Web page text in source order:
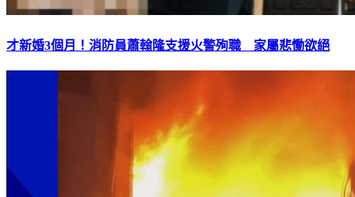
才新婚3個月！消防員蕭翰隆支援火警殉職 家屬悲慟欲絕